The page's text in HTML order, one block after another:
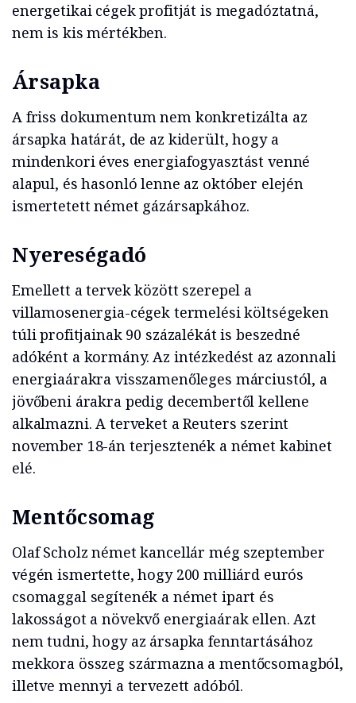
energetikai cégek profitját is megadóztatná,
nem is kis mértékben.
Ársapka
A friss dokumentum nem konkretizálta az
ársapka határát, de az kiderült, hogy a
mindenkori éves energiafogyasztást venné
alapul, és hasonló lenne az október elején
ismertetett német gázársapkához.
Nyereségadó
Emellett a tervek között szerepel a
villamosenergia-cégek termelési költségeken
túli profitjainak 90 százalékát is beszedné
adóként a kormány. Az intézkedést az azonnali
energiaárakra visszamenőleges márciustól, a
jövőbeni árakra pedig decembertől kellene
alkalmazni. A terveket a Reuters szerint
november 18-án terjesztenék a német kabinet
elé.
Mentőcsomag
Olaf Scholz német kancellár még szeptember
végén ismertette, hogy 200 milliárd eurós
csomaggal segítenék a német ipart és
lakosságot a növekvő energiaárak ellen. Azt
nem tudni, hogy az ársapka fenntartásához
mekkora összeg származna a mentőcsomagból,
illetve mennyi a tervezett adóból.